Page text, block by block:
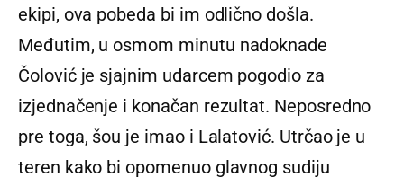
ekipi, ova pobeda bi im odlično došla.
Međutim, u osmom minutu nadoknade
Čolović je sjajnim udarcem pogodio za
izjednačenje i konačan rezultat. Neposredno
pre toga, šou je imao i Lalatović. Utrčao je u
teren kako bi opomenuo glavnog sudiju